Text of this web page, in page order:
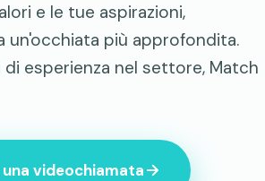
e le tue aspirazioni,
un'occhiata più approfondita.
esperienza nel settore, Match
videochiamata